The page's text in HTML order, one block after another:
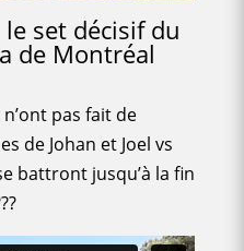
set décisif du
de Montréal
pas fait de
de Johan et Joel vs
battront jusqu’à la fin